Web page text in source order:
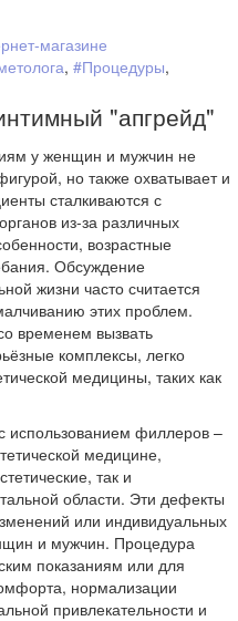
магазине
, #Процедуры,
"апгрейд"
у женщин и мужчин не
но также охватывает и
сталкиваются с
из-за различных
возрастные
Обсуждение
жизни часто считается
этих проблем.
временем вызвать
комплексы, легко
медицины, таких как
использованием филлеров –
медицине,
так и
области. Эти дефекты
или индивидуальных
и мужчин. Процедура
показаниям или для
нормализации
привлекательности и